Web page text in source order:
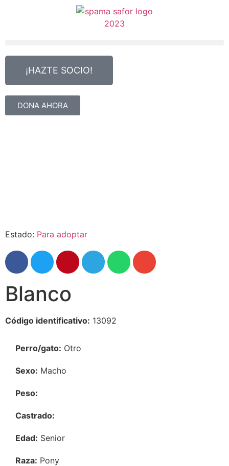
¡HAZTE SOCIO!
DONA AHORA
Estado: Para adoptar
Blanco
Código identificativo: 13092
Perro/gato: Otro
Sexo: Macho
Peso:
Castrado:
Edad: Senior
Raza: Pony